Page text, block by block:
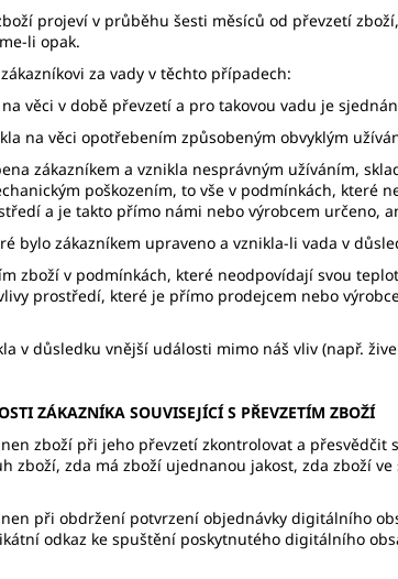
projeví v průběhu šesti měsíců od převzetí
li opak.
za vady v těchto případech:
věci v době převzetí a pro takovou vadu je
na věci opotřebením způsobeným obvyklým
zákazníkem a vznikla nesprávným užíváním,
poškozením, to vše v podmínkách, které
a je takto přímo námi nebo výrobcem určeno,
bylo zákazníkem upraveno a vznikla-li vada v
zboží v podmínkách, které neodpovídají svou
prostředí, které je přímo prodejcem nebo
v důsledku vnější události mimo náš vliv (např.
ZÁKAZNÍKA SOUVISEJÍCÍ S PŘEVZETÍM ZBOŽÍ
zboží při jeho převzetí zkontrolovat a přesvědčit
zboží, zda má zboží ujednanou jakost, zda zboží
při obdržení potvrzení objednávky digitálního
odkaz ke spuštění poskytnutého digitálního